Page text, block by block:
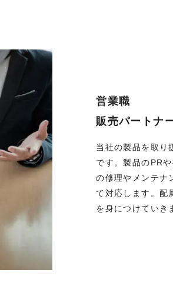
営業職
販売パートナ
当社の製品を取り
です。製品のPR
の修理やメンテナ
て対応します。配
を身につけていき